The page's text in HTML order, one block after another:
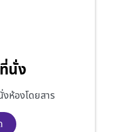
นั่ง
ห้องโดยสาร